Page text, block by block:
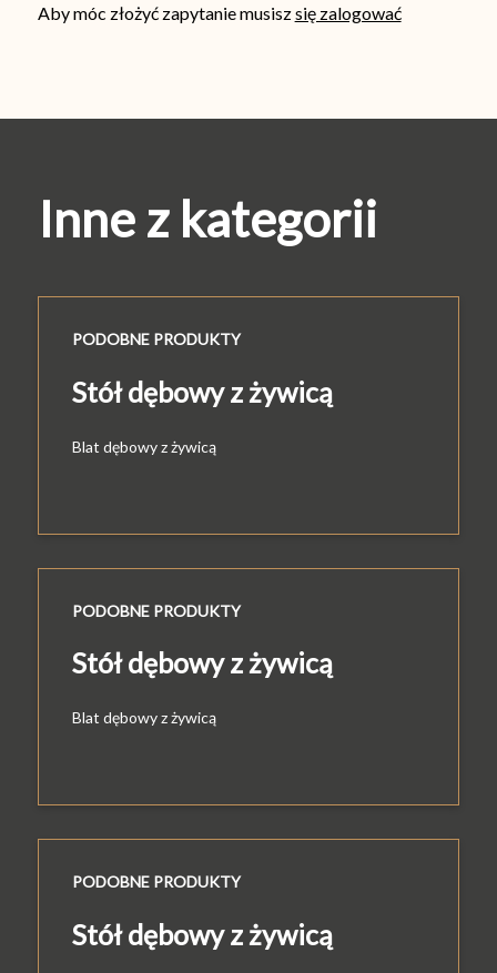
Aby móc złożyć zapytanie musiszsię zalogować
Inne z kategorii
PODOBNE PRODUKTY
Stół dębowy z żywicą
Blat dębowy z żywicą
PODOBNE PRODUKTY
Stół dębowy z żywicą
Blat dębowy z żywicą
PODOBNE PRODUKTY
Stół dębowy z żywicą